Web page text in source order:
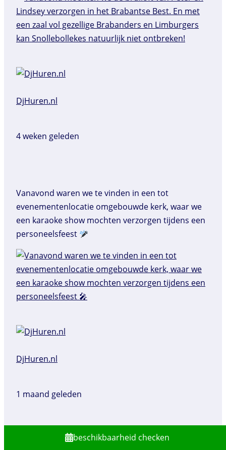
DjHuren.nl️
4 weken geleden
Vanavond waren we te vinden in een tot
evenementenlocatie omgebouwde kerk, waar we
een karaoke show mochten verzorgen tijdens een
personeelsfeest
DjHuren.nl️
1 maand geleden
beschikbaarheid checken